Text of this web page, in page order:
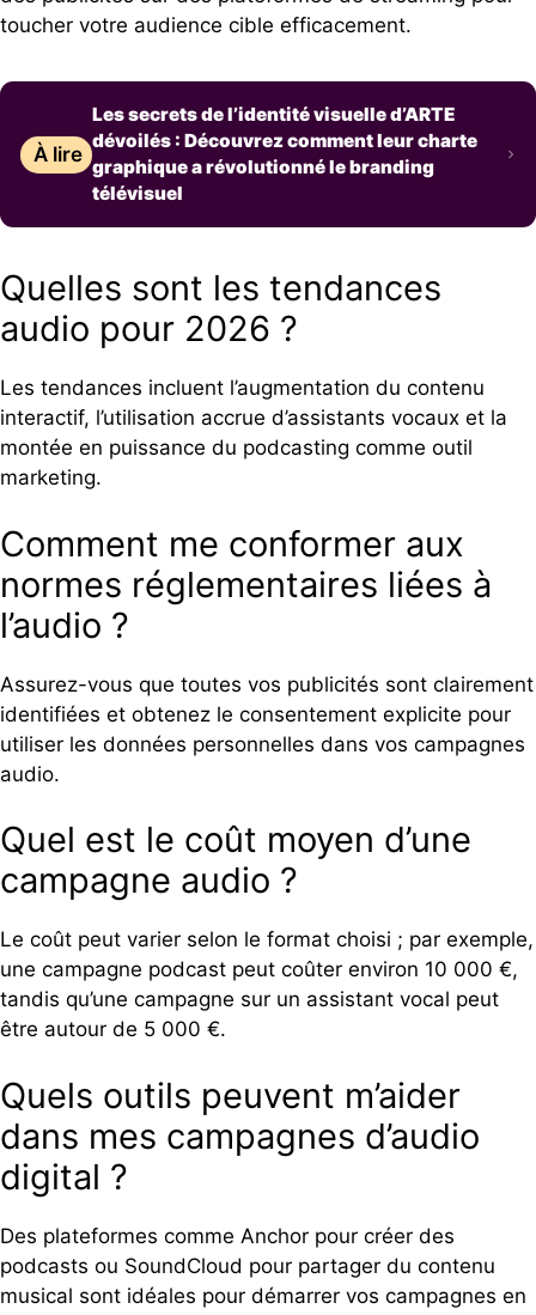
toucher votre audience cible efficacement.
À lire
Les secrets de l’identité visuelle d’ARTE
dévoilés : Découvrez comment leur charte
graphique a révolutionné le branding
télévisuel
Quelles sont les tendances
audio pour 2026 ?
Les tendances incluent l’augmentation du contenu
interactif, l’utilisation accrue d’assistants vocaux et la
montée en puissance du podcasting comme outil
marketing.
Comment me conformer aux
normes réglementaires liées à
l’audio ?
Assurez-vous que toutes vos publicités sont clairement
identifiées et obtenez le consentement explicite pour
utiliser les données personnelles dans vos campagnes
audio.
Quel est le coût moyen d’une
campagne audio ?
Le coût peut varier selon le format choisi ; par exemple,
une campagne podcast peut coûter environ 10 000 €,
tandis qu’une campagne sur un assistant vocal peut
être autour de 5 000 €.
Quels outils peuvent m’aider
dans mes campagnes d’audio
digital ?
Des plateformes comme Anchor pour créer des
podcasts ou SoundCloud pour partager du contenu
musical sont idéales pour démarrer vos campagnes en